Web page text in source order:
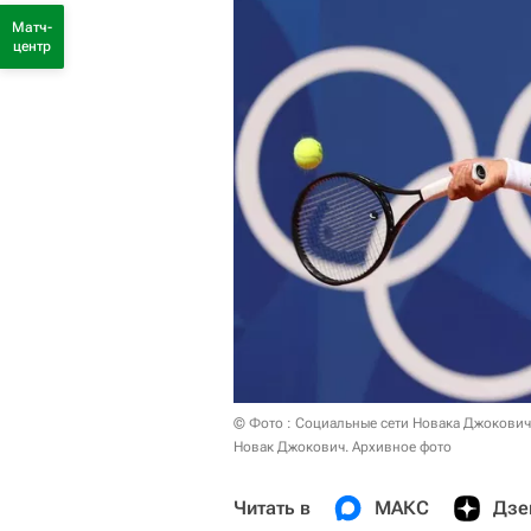
© Фото : Социальные сети Новака
Новак Джокович. Архивное фото
Читать в МАКС
Матч-
центр